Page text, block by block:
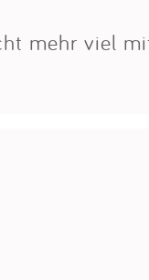
mehr viel